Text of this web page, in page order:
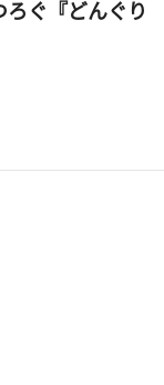
ぐ『どんぐり